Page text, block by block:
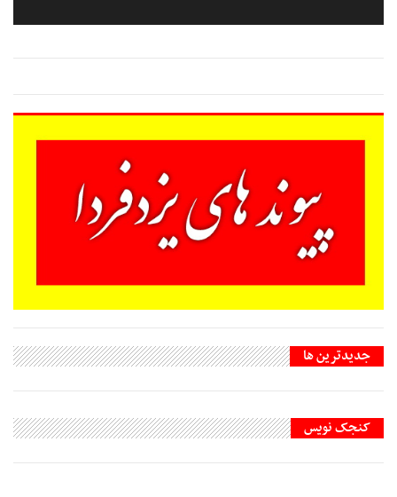
جديدترين ها
کنجک نویس